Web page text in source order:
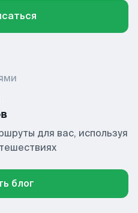
для вас, используя
блог